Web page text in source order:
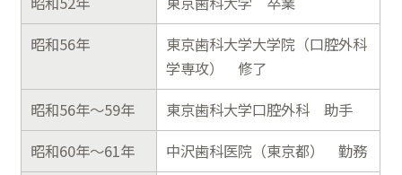
昭和56年
東京歯科大学大学院（口腔外科
学専攻） 修了
昭和56年～59年
東京歯科大学口腔外科 助手
昭和60年～61年
中沢歯科医院（東京都） 勤務